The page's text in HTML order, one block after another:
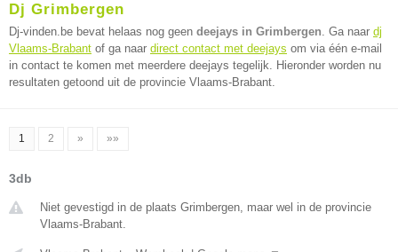
Dj Grimbergen
Dj-vinden.be bevat helaas nog geen deejays in Grimbergen. Ga naar dj
Vlaams-Brabant of ga naar direct contact met deejays om via één e-mail
in contact te komen met meerdere deejays tegelijk. Hieronder worden nu
resultaten getoond uit de provincie Vlaams-Brabant.
1 2 » »»
3db
Niet gevestigd in de plaats Grimbergen, maar wel in de provincie
Vlaams-Brabant.